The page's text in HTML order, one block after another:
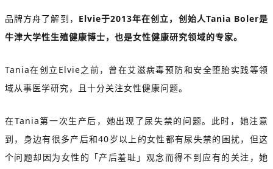
品牌方舟了解到， Elvie于2013年在创立，创始人Tania Boler是
牛津大学性生殖健康博士，也是女性健康研究领域的专家。
Tania在创立Elvie之前，曾在艾滋病毒预防和安全堕胎实践等领
域从事医学研究，且十分关注女性健康问题。
在Tania第一次生产后，她出现了尿失禁的问题。此时，她注意
到，身边有很多产后和40岁以上的女性都有尿失禁的困扰，但这
个问题却因为女性的「产后羞耻」观念而得不到应有的关注，她